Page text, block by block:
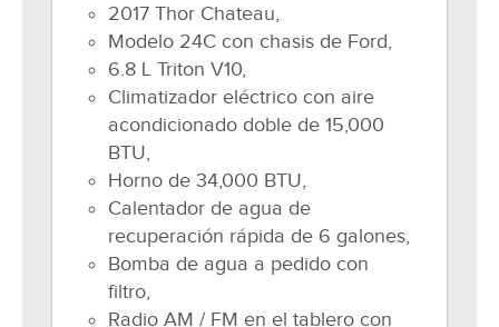
2017 Thor Chateau,
Modelo 24C con chasis de Ford,
6.8 L Triton V10,
Climatizador eléctrico con aire
acondicionado doble de 15,000
BTU,
Horno de 34,000 BTU,
Calentador de agua de
recuperación rápida de 6 galones,
Bomba de agua a pedido con
filtro,
Radio AM / FM en el tablero con